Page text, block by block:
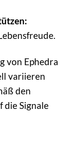
von Ephedra
variieren
den
die Signale